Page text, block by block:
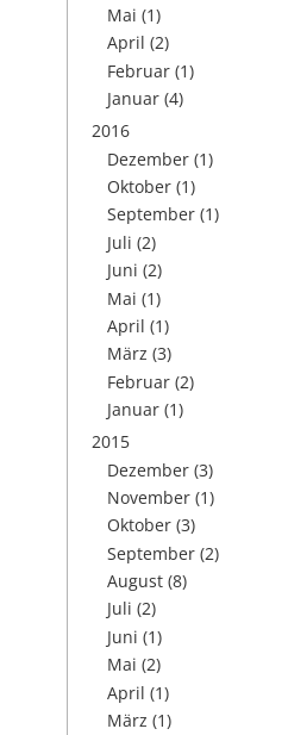
Mai (1)
April (2)
Februar (1)
Januar (4)
2016
Dezember (1)
Oktober (1)
September (1)
Juli (2)
Juni (2)
Mai (1)
April (1)
März (3)
Februar (2)
Januar (1)
2015
Dezember (3)
November (1)
Oktober (3)
September (2)
August (8)
Juli (2)
Juni (1)
Mai (2)
April (1)
März (1)